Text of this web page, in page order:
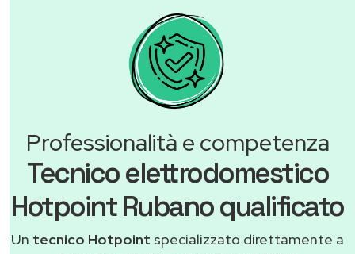
Professionalità e competenza
Tecnico elettrodomestico
Hotpoint Rubano qualificato
Un tecnico Hotpoint specializzato direttamente a